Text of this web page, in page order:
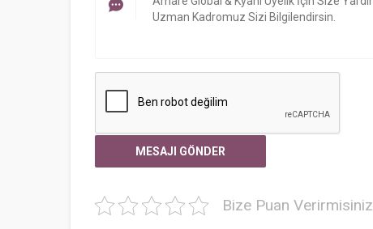
Bize Puan Verirmisiniz